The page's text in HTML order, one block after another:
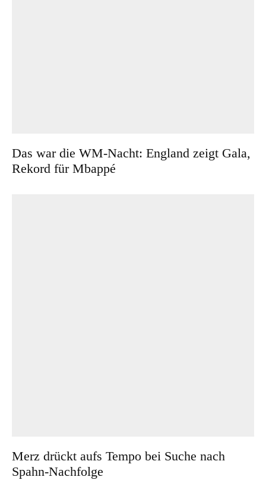
Das war die WM-Nacht: England zeigt Gala,
Rekord für Mbappé
Merz drückt aufs Tempo bei Suche nach
Spahn-Nachfolge